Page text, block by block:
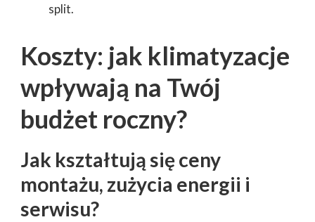
split.
Koszty: jak klimatyzacje
wpływają na Twój
budżet roczny?
Jak kształtują się ceny
montażu, zużycia energii i
serwisu?